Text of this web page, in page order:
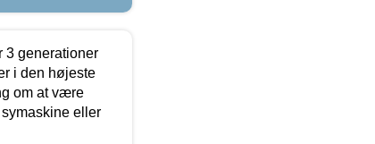
3 generationer
i den højeste
om at være
eller